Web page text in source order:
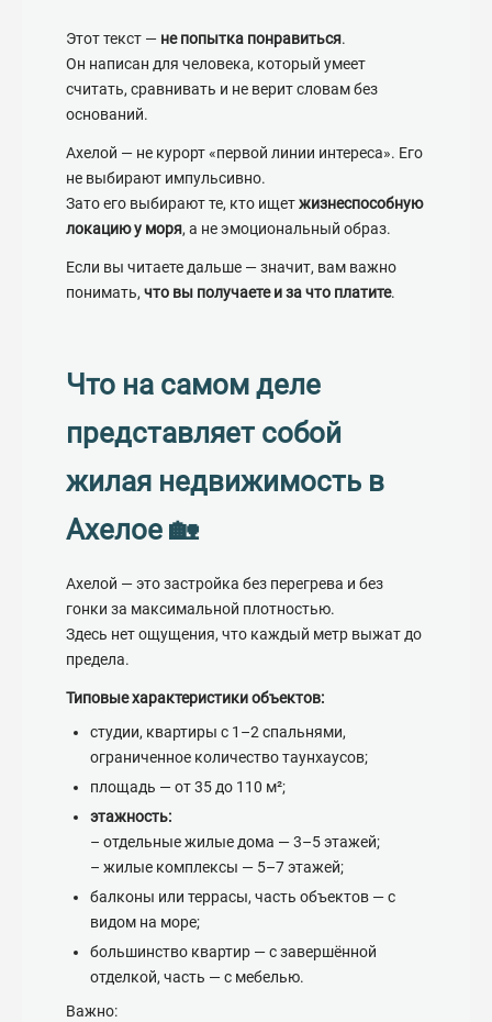
Этот текст — не попытка понравиться.
Он написан для человека, который умеет
считать, сравнивать и не верит словам без
оснований.
Ахелой — не курорт «первой линии интереса». Его
не выбирают импульсивно.
Зато его выбирают те, кто ищетжизнеспособную
локацию у моря, а не эмоциональный образ.
Если вы читаете дальше — значит, вам важно
понимать, что вы получаете и за что платите.
Что на самом деле
представляет собой
жилая недвижимость в
Ахелое 🏡
Ахелой — это застройка без перегрева и без
гонки за максимальной плотностью.
Здесь нет ощущения, что каждый метр выжат до
предела.
Типовые характеристики объектов:
студии, квартиры с 1–2 спальнями,
ограниченное количество таунхаусов;
площадь — от 35 до 110 м²;
этажность:
– отдельные жилые дома — 3–5 этажей;
– жилые комплексы — 5–7 этажей;
балконы или террасы, часть объектов — с
видом на море;
большинство квартир — с завершённой
отделкой, часть — с мебелью.
Важно: